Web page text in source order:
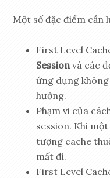
Một số đặc điểm cần
First Level
Session và các
ứng dụng không
hưởng.
Phạm vi của
session. Khi
tượng cache
mất đi.
First Level